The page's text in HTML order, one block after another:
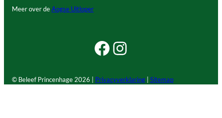
Meer over deAogse Uitloper
Facebook Beleef Princenhage
Instagram Beleef Princenhage
© Beleef Princenhage 2026 | Privacyverklaring | Sitemap